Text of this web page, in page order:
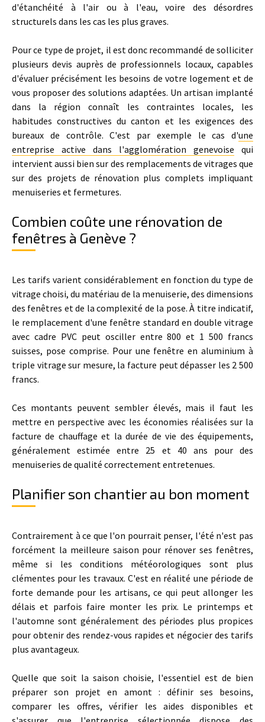
d'étanchéité à l'air ou à l'eau, voire des désordres
structurels dans les cas les plus graves.
Pour ce type de projet, il est donc recommandé de solliciter
plusieurs devis auprès de professionnels locaux, capables
d'évaluer précisément les besoins de votre logement et de
vous proposer des solutions adaptées. Un artisan implanté
dans la région connaît les contraintes locales, les
habitudes constructives du canton et les exigences des
bureaux de contrôle. C'est par exemple le cas d'une
entreprise active dans l'agglomération genevoise qui
intervient aussi bien sur des remplacements de vitrages que
sur des projets de rénovation plus complets impliquant
menuiseries et fermetures.
Combien coûte une rénovation de
fenêtres à Genève ?
Les tarifs varient considérablement en fonction du type de
vitrage choisi, du matériau de la menuiserie, des dimensions
des fenêtres et de la complexité de la pose. À titre indicatif,
le remplacement d'une fenêtre standard en double vitrage
avec cadre PVC peut osciller entre 800 et 1 500 francs
suisses, pose comprise. Pour une fenêtre en aluminium à
triple vitrage sur mesure, la facture peut dépasser les 2 500
francs.
Ces montants peuvent sembler élevés, mais il faut les
mettre en perspective avec les économies réalisées sur la
facture de chauffage et la durée de vie des équipements,
généralement estimée entre 25 et 40 ans pour des
menuiseries de qualité correctement entretenues.
Planifier son chantier au bon moment
Contrairement à ce que l'on pourrait penser, l'été n'est pas
forcément la meilleure saison pour rénover ses fenêtres,
même si les conditions météorologiques sont plus
clémentes pour les travaux. C'est en réalité une période de
forte demande pour les artisans, ce qui peut allonger les
délais et parfois faire monter les prix. Le printemps et
l'automne sont généralement des périodes plus propices
pour obtenir des rendez-vous rapides et négocier des tarifs
plus avantageux.
Quelle que soit la saison choisie, l'essentiel est de bien
préparer son projet en amont : définir ses besoins,
comparer les offres, vérifier les aides disponibles et